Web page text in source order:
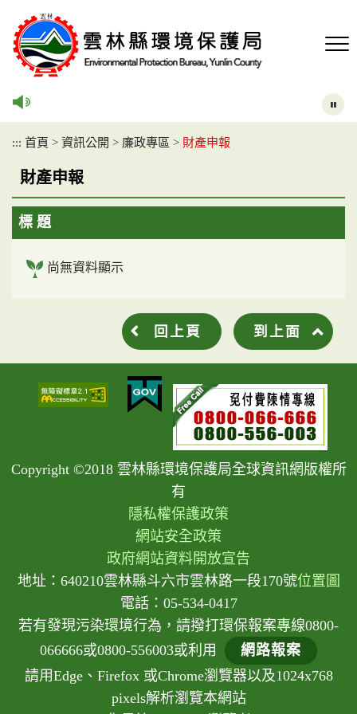
::: 首頁 > 資訊公開 > 廉政專區 > 財產申報
財產申報
標 題
尚無資料顯示
回上頁 到上面
Copyright ©2018 雲林縣環境保護局全球資訊網版權所
有
隱私權保護政策
網站安全政策
政府網站資料開放宣告
地址：640210雲林縣斗六市雲林路一段170號位置圖
電話：05-534-0417
若有發現污染環境行為，請撥打環保報案專線0800-
066666或0800-556003或利用
網路報案
請用Edge、Firefox 或Chrome瀏覽器以及1024x768
pixels解析瀏覽本網站